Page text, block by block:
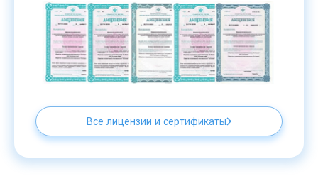
Все лицензии и сертификаты